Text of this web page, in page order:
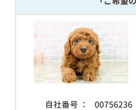
自社番号 ：
00756236